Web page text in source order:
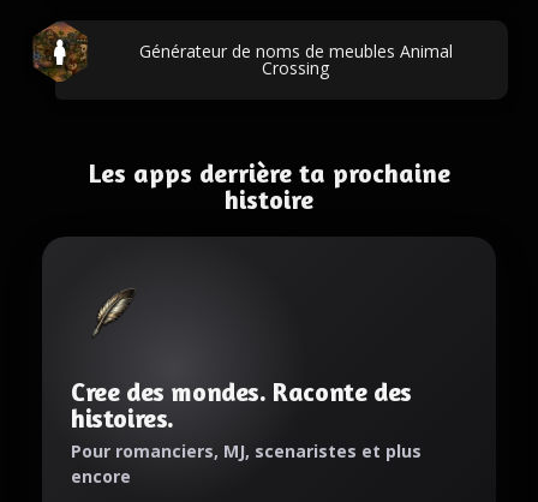
Générateur de noms de meubles Animal
Crossing
Les apps derrière ta prochaine
histoire
Cree des mondes. Raconte des
histoires.
Pour romanciers, MJ, scenaristes et plus
encore